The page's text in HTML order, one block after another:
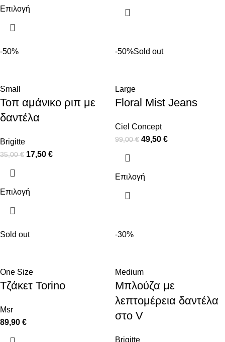
Επιλογή
-50%
Small
Τοπ αμάνικο ριπ με
δαντέλα
Brigitte
35,00€ 17,50 €
Επιλογή
-50%Sold out
Large
Floral Mist Jeans
Ciel Concept
99,00€ 49,50 €
Επιλογή
Sold out
One Size
Τζάκετ Torino
Msr
89,90 €
-30%
Medium
Μπλούζα με
λεπτομέρεια δαντέλα
στο V
Brigitte